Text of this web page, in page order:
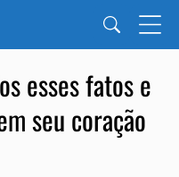
esses fatos e
seu coração